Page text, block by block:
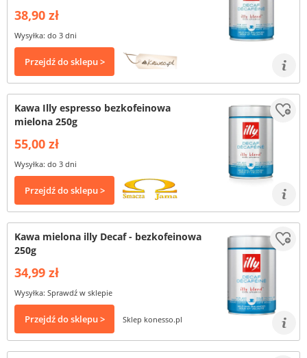
38,90 zł
Wysyłka: do 3 dni
Przejdź do sklepu >
Kawa Illy espresso bezkofeinowa
mielona 250g
55,00 zł
Wysyłka: do 3 dni
Przejdź do sklepu >
Kawa mielona illy Decaf - bezkofeinowa
250g
34,99 zł
Wysyłka: Sprawdź w sklepie
Przejdź do sklepu > Sklep konesso.pl